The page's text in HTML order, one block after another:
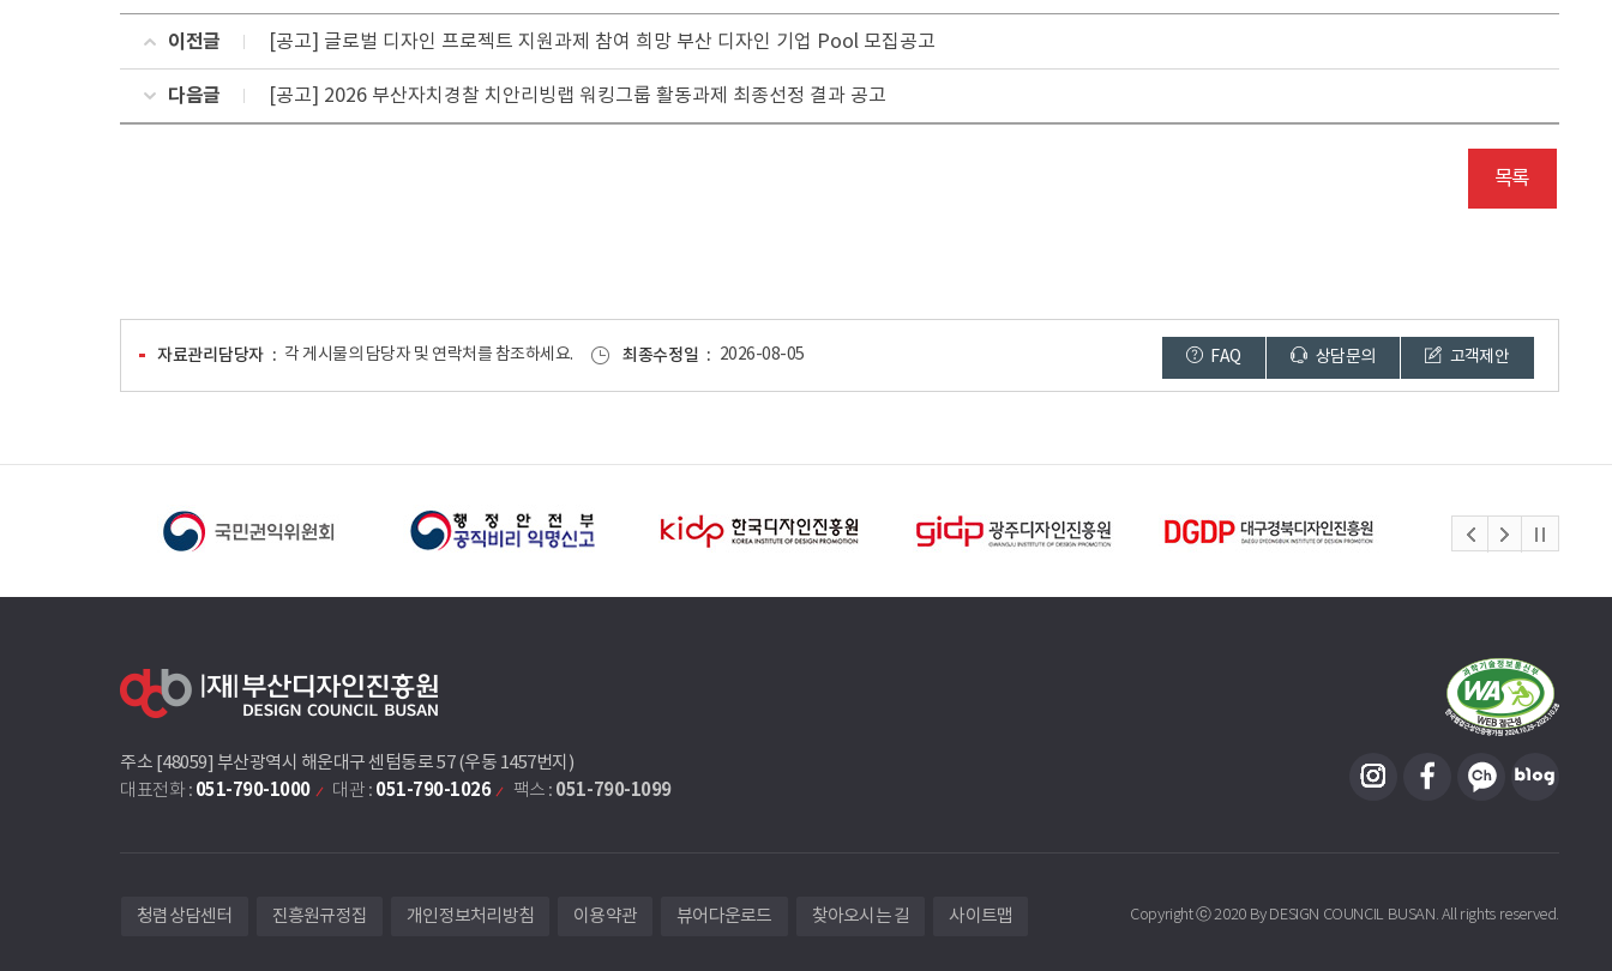
이전글 [공고] 글로벌 디자인 프로젝트 지원과제 참여 희망 부산 디자인 기업 Pool 모집공고
다음글 [공고] 2026 부산자치경찰 치안리빙랩 워킹그룹 활동과제 최종선정 결과 공고
목록
자료관리담당자 각 게시물의 담당자 및 연락처를 참조하세요. 최종수정일 2026-08-05 FAQ 상담문의 고객제안
주소 [48059] 부산광역시 해운대구 센텀동로 57 (우동 1457번지)
대표전화 : 051-790-1000 대관 : 051-790-1026 팩스 : 051-790-1099
청렴상담센터 진흥원규정집 개인정보처리방침 이용약관 뷰어다운로드 찾아오시는 길 사이트맵 Copyright ⓒ 2020 By DESIGN COUNCIL BUSAN. All rights reserved.